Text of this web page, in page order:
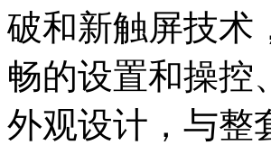
破和新触屏技术
畅的设置和操控
外观设计，与整